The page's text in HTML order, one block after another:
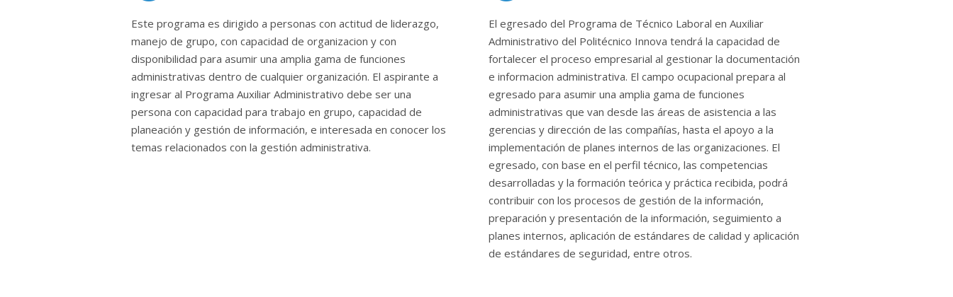
Este programa es dirigido a personas con actitud de liderazgo,
manejo de grupo, con capacidad de organizacion y con
disponibilidad para asumir una amplia gama de funciones
administrativas dentro de cualquier organización. El aspirante a
ingresar al Programa Auxiliar Administrativo debe ser una
persona con capacidad para trabajo en grupo, capacidad de
planeación y gestión de información, e interesada en conocer los
temas relacionados con la gestión administrativa.
El egresado del Programa de Técnico Laboral en Auxiliar
Administrativo del Politécnico Innova tendrá la capacidad de
fortalecer el proceso empresarial al gestionar la documentación
e informacion administrativa. El campo ocupacional prepara al
egresado para asumir una amplia gama de funciones
administrativas que van desde las áreas de asistencia a las
gerencias y dirección de las compañías, hasta el apoyo a la
implementación de planes internos de las organizaciones. El
egresado, con base en el perfil técnico, las competencias
desarrolladas y la formación teórica y práctica recibida, podrá
contribuir con los procesos de gestión de la información,
preparación y presentación de la información, seguimiento a
planes internos, aplicación de estándares de calidad y aplicación
de estándares de seguridad, entre otros.